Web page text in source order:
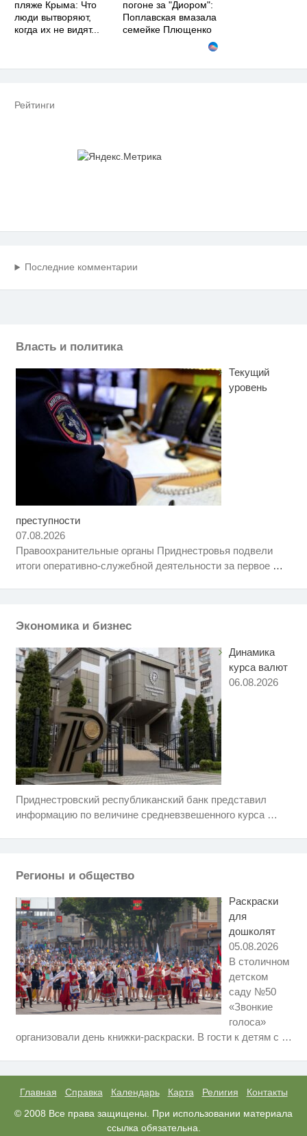
пляже Крыма: Что
люди вытворяют,
когда их не видят...
погоне за "Диором":
Поплавская вмазала
семейке Плющенко
Рейтинги
Последние комментарии
Власть и политика
Текущий
уровень
преступности
07.08.2026
Правоохранительные органы Приднестровья подвели
итоги оперативно-служебной деятельности за первое …
Экономика и бизнес
Динамика
курса валют
06.08.2026
Приднестровский республиканский банк представил
информацию по величине средневзвешенного курса …
Регионы и общество
Раскраски
для
дошколят
05.08.2026
В столичном
детском
саду №50
«Звонкие
голоса»
организовали день книжки-раскраски. В гости к детям с …
Главная Справка Календарь Карта Религия
Контакты
© 2008 Все права защищены. При использовании материала
ссылка обязательна.
Скрытая камера на пляже
Взломали Telegram Собчак - вот
что нашлось в переписках
семейке Плющенко
i
Ролик длится несколько секунд,
Этот танец невесты оставит вас
Ржу не переставая, это видео
смеяться долго
i
Королева вагона отожгла! Видео
не оставит равнодушным